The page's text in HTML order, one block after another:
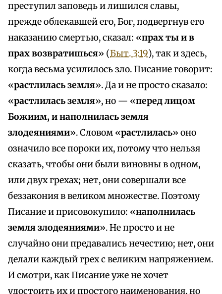
преступил заповедь и лишился славы,
прежде облекавшей его, Бог, подвергнув его
наказанию смертью, сказал: «прах ты и в
прах возвратишься» (Быт. 3:19), так и здесь,
когда весьма усилилось зло. Писание говорит:
«растлилась земля». Да и не просто сказало:
«растлилась земля», но — «перед лицом
Божиим, и наполнилась земля
злодеяниями». Словом «растлилась» оно
означило все пороки их, потому что нельзя
сказать, чтобы они были виновны в одном,
или двух грехах; нет, они совершали все
беззакония в великом множестве. Поэтому
Писание и присовокупило: «наполнилась
земля злодеяниями». Не просто и не
случайно они предавались нечестию; нет, они
делали каждый грех с великим напряжением.
И смотри, как Писание уже не хочет
удостоить их и простого наименования, но